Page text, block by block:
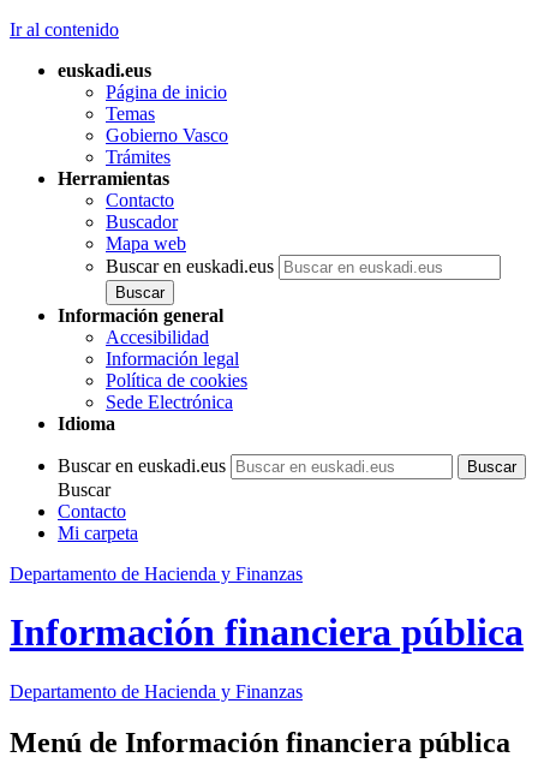
Ir al contenido
euskadi.eus
Página de inicio
Temas
Gobierno Vasco
Trámites
Herramientas
Contacto
Buscador
Mapa web
Buscar en euskadi.eus
Información general
Accesibilidad
Información legal
Política de cookies
Sede Electrónica
Idioma
Buscar en euskadi.eus
Buscar
Contacto
Mi carpeta
Departamento de Hacienda y Finanzas
Información financiera pública
Departamento de Hacienda y Finanzas
Menú de Información financiera pública